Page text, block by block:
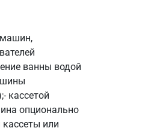
машин,
ванны водой
кассетой
опционально
или